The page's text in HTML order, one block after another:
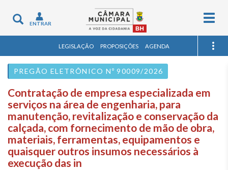
Toggle
navigation
ENTRAR
LEGISLAÇÃO PROPOSIÇÕES AGENDA
PREGÃO ELETRÔNICO Nº 90009/2026
Contratação de empresa especializada em
serviços na área de engenharia, para
manutenção, revitalização e conservação da
calçada, com fornecimento de mão de obra,
materiais, ferramentas, equipamentos e
quaisquer outros insumos necessários à
execução das in